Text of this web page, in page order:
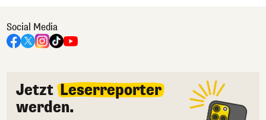
Social Media
Jetzt Leserreporter
werden.